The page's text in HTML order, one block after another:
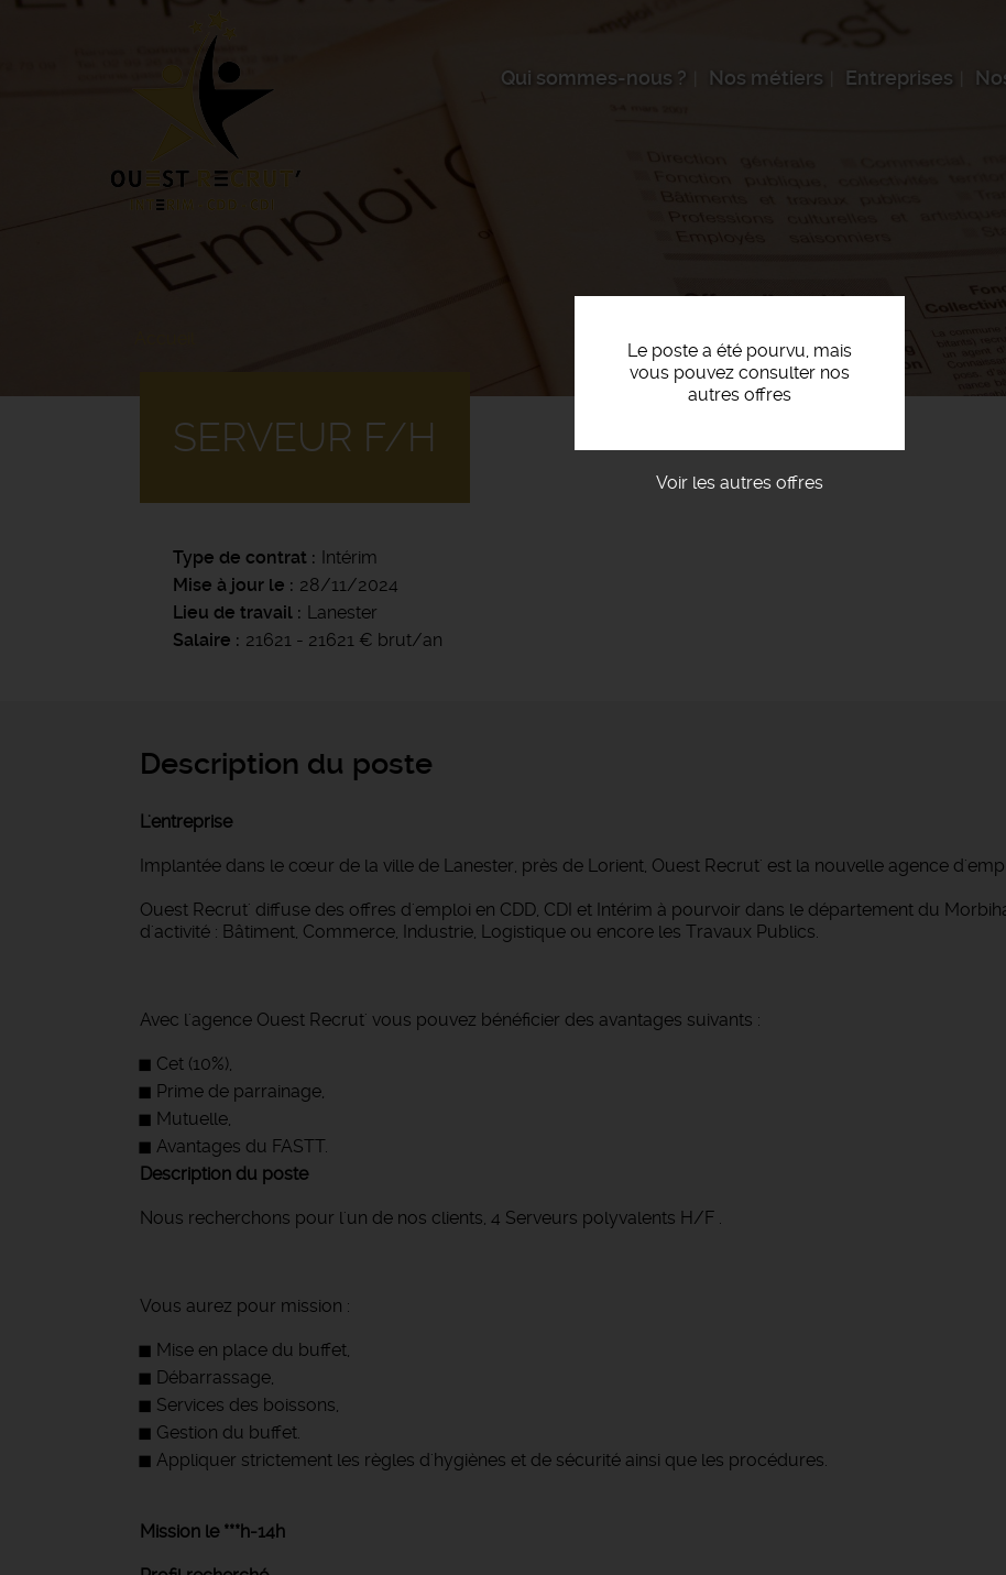
Qui sommes-nous ? Nos métiers Entreprises
Le poste a été pourvu, mais
vous pouvez consulter nos
autres offres
Voir les autres offres
SERVEUR F/H
Type de contrat
Intérim
Mise à jour le
28/11/2024
Lieu de travail
Lanester
Salaire
21621 - 21621 € brut/an
Description du poste
L'entreprise
Implantée dans le cœur de la ville de Lanester, près de Lorient, Ouest Recrut' est la nouvelle agence
Ouest Recrut' diffuse des offres d'emploi en CDD, CDI et Intérim à pourvoir dans le département du
d'activité : Bâtiment, Commerce, Industrie, Logistique ou encore les Travaux Publics.
Avec l'agence Ouest Recrut' vous pouvez bénéficier des avantages suivants :
Cet (10%),
Prime de parrainage,
Mutuelle,
Avantages du FASTT.
Description du poste
Nous recherchons pour l'un de nos clients, 4 Serveurs polyvalents H/F .
Vous aurez pour mission :
Mise en place du buffet,
Débarrassage,
Services des boissons,
Gestion du buffet.
Appliquer strictement les règles d'hygiènes et de sécurité ainsi que les procédures.
Mission le ***h-14h